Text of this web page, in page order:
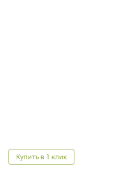
Купить в 1 клик